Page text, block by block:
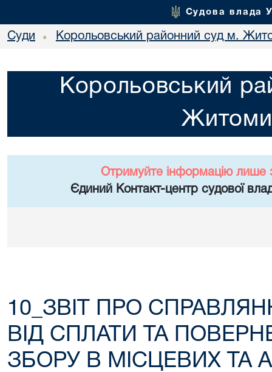
Судова влада
Суди • Корольовський районний суд м.
Корольовський
Отримуйте інформацію лише
Єдиний Контакт-центр судової
10_ЗВІТ ПРО
ВІД СПЛАТИ ТА
ЗБОРУ В МІСЦЕВИХ ТА